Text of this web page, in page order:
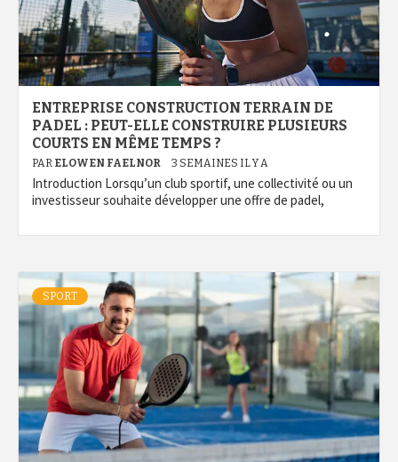
ENTREPRISE CONSTRUCTION TERRAIN DE
PADEL : PEUT-ELLE CONSTRUIRE PLUSIEURS
COURTS EN MÊME TEMPS ?
PAR ELOWEN FAELNOR 3 SEMAINES IL Y A
Introduction Lorsqu’un club sportif, une collectivité ou un
investisseur souhaite développer une offre de padel,
SPORT